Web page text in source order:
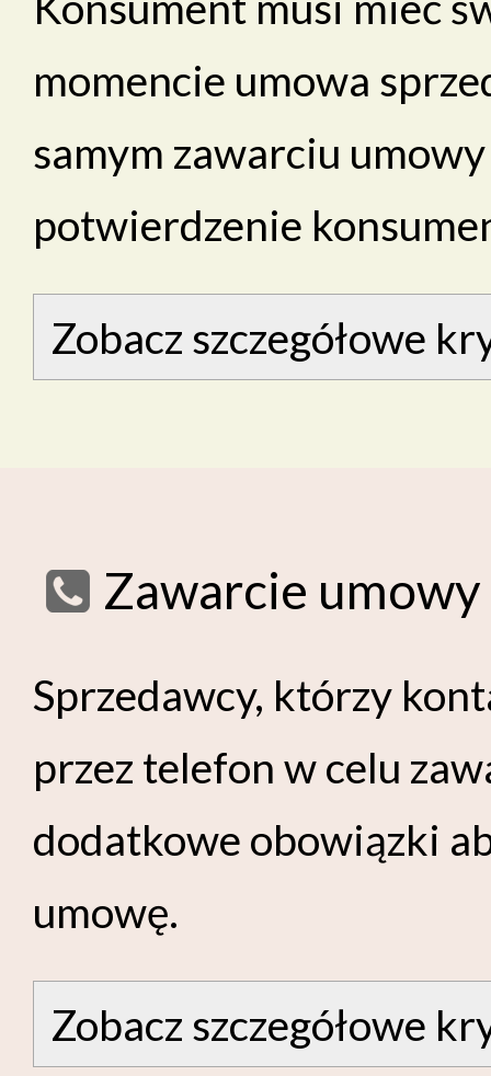
momencie umowa
samym zawarciu
potwierdzenie
Zobacz szczegółowe
Zawarcie
Sprzedawcy, którzy
przez telefon w celu
dodatkowe obowiązki
umowę.
Zobacz szczegółowe